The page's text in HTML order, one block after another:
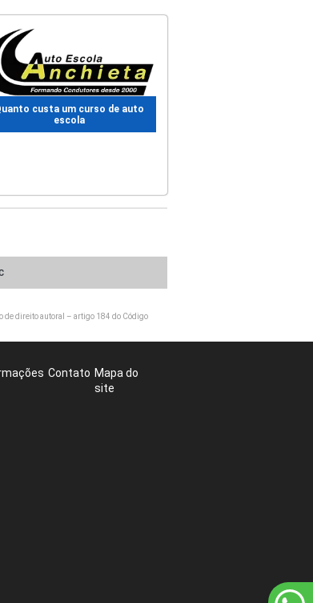
custa um curso de auto
escola
de direito autoral – artigo 184 do Código
Contato Mapa do
site